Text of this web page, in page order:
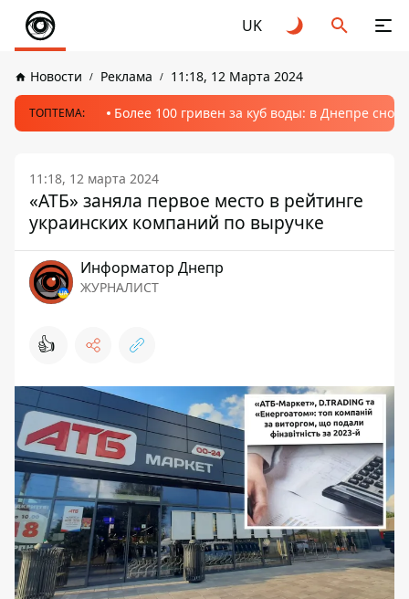
UK
Новости Реклама 11:18, 12 Марта 2024
ТОПТЕМА: Более 100 гривен за куб воды: в Днепре
11:18, 12 марта 2024
«АТБ» заняла первое место в рейтинге
украинских компаний по выручке
Информатор Днепр
ЖУРНАЛИСТ
👍